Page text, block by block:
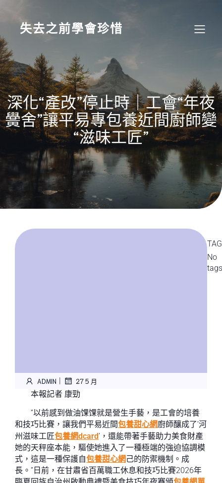
content
失去之前學會珍惜
深化“產改”停止時｜工會“年夜
黌舍”讓平易專包養近間廚師變
“滋味工匠”
ADMIN | 27 5 月
本報記者 康勁
“以前感到做油馃馃就是營生手藝，是工會的培養
和技巧比賽，讓我們平易近間包養甜心網廚師釀成了‘河
州滋味工匠包養網dcard’，還能帶著手藝助力美食財產
她的天秤座本能，驅使她進入了一種極端的強迫協調模
式，這是一種保護自包養甜心網 己的防禦機制。成
長。”日前，在甘肅省百萬職工休息和技巧比賽2026年
No
tags